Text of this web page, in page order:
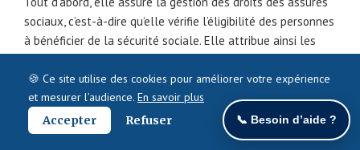
sociaux, c’est-à-dire qu’elle vérifie l’éligibilité des personnes
à bénéficier de la sécurité sociale. Elle attribue ainsi les
personnelles des assurés.
La CPAM de VIZILLE (38220) – Le
🍪 Ce site utilise des cookies pour améliorer votre expérience
et mesurer l’audience. En savoir plus
Accepter
Refuser 📞 Besoin d’aide ?